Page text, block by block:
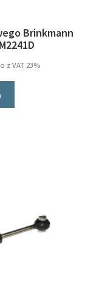
Brinkmann
z VAT 23%